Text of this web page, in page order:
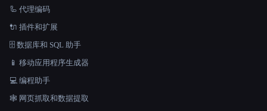
🦾 代理编码
🔌 插件和扩展
🗄️ 数据库和 SQL 助手
📱 移动应用程序生成器
💻 编程助手
🕸️ 网页抓取和数据提取